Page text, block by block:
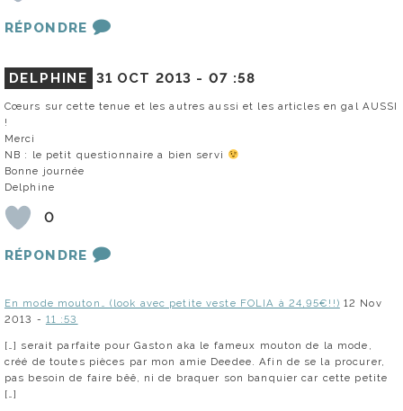
RÉPONDRE
DELPHINE 31 OCT 2013 - 07 :58
Cœurs sur cette tenue et les autres aussi et les articles en gal AUSSI
!
Merci
NB : le petit questionnaire a bien servi
Bonne journée
Delphine
0
RÉPONDRE
En mode mouton… (look avec petite veste FOLIA à 24,95€!!) 12 Nov
2013 - 11 :53
[…] serait parfaite pour Gaston aka le fameux mouton de la mode,
créé de toutes pièces par mon amie Deedee. Afin de se la procurer,
pas besoin de faire bêê, ni de braquer son banquier car cette petite
[…]